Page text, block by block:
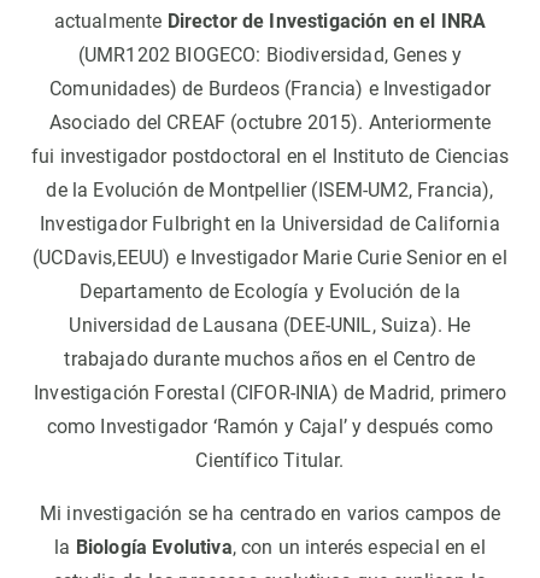
actualmente Director de Investigación en el INRA
(UMR1202 BIOGECO: Biodiversidad, Genes y
Comunidades) de Burdeos (Francia) e Investigador
Asociado del CREAF (octubre 2015). Anteriormente
fui investigador postdoctoral en el Instituto de Ciencias
de la Evolución de Montpellier (ISEM-UM2, Francia),
Investigador Fulbright en la Universidad de California
(UCDavis,EEUU) e Investigador Marie Curie Senior en el
Departamento de Ecología y Evolución de la
Universidad de Lausana (DEE-UNIL, Suiza). He
trabajado durante muchos años en el Centro de
Investigación Forestal (CIFOR-INIA) de Madrid, primero
como Investigador ‘Ramón y Cajal’ y después como
Científico Titular.
Mi investigación se ha centrado en varios campos de
la Biología Evolutiva, con un interés especial en el